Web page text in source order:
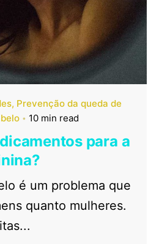
Prevenção da queda de
10 min read
para a
é um problema que
quanto mulheres.